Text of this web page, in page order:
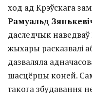
ход ад Крэўскага
Рамуальд
даследчык
жыхары расказвалі
дазваляла
шасцёрцы коней.
такога збудавання